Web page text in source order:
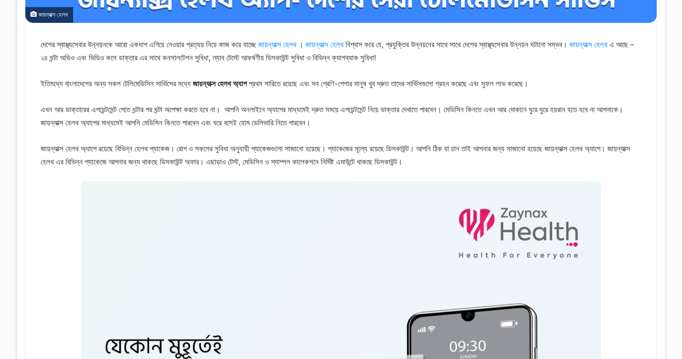
জায়ন্যাক্স হেলথ
দেশের স্বাস্থ্যসেবার উন্নয়নকে আরো একধাপ এগিয়ে নেওয়ার প্রত্যয় নিয়ে কাজ করে যাচ্ছে জায়ন্যাক্স হেলথ । জায়ন্যাক্স হেলথবিশ্বাস করে যে, প্রযুক্তির উন্নয়নের সাথে সাথে দেশের স্বাস্থ্যসেবার উন্নয়ন ঘটানো সম্ভব। জায়ন্যাক্স হেলথএ আছে –
২৪ ঘন্টা অডিও এবং ভিডিও কলে ডাক্তার এর সাথে কনসালটেশন সুবিধা, ল্যাব টেস্টে আকর্ষণীয় ডিসকাউন্ট সুবিধা ও বিভিন্ন ক্যাশব্যাক সুবিধা!
ইতিমধ্যে বাংলাদেশের অন্য সকল টেলিমেডিসিন সার্ভিসের মধ্যে জায়ন্যাক্স হেলথ অ্যাপপ্রথম সারিতে রয়েছে এবং সব শ্রেণি-পেশার মানুষ খুব দ্রুত তাদের সার্ভিসগুলো গ্রহন করেছে এবং সুফল লাভ করেছে।
এখন আর ডাক্তারের এপয়েন্টমেন্ট পেতে ঘন্টার পর ঘন্টা অপেক্ষা করতে হবে না। আপনি অনলাইনে অ্যাপের মাধ্যমেই দ্রুত সময়ে এপয়েন্টমেন্ট নিয়ে ডাক্তার দেখাতে পারবেন। মেডিসিন কিনতে এখন আর দোকানে ঘুরে ঘুরে হয়রান হতে হবে না আপনাকে।
জায়ন্যাক্স হেলথ অ্যাপের মাধ্যমেই আপনি মেডিসিন কিনতে পারবেন এবং ঘরে বসেই হোম ডেলিভারি নিতে পারবেন।
জায়ন্যাক্স হেলথ অ্যাপে রয়েছে বিভিন্ন হেলথ প্যাকেজ। রোগ ও সকলের সুবিধা অনুযায়ী প্যাকেজগুলো সাজানো হয়েছে। প্যাকেজের মূল্যে রয়েছে ডিসকাউন্ট। আপনি ঠিক যা চান তাই আপনার জন্য সাজানো হয়েছে জায়ন্যাক্স হেলথ অ্যাপে। জায়ন্যাক্স
হেলথ এর বিভিন্ন প্যাকেজে আপনার জন্য থাকছে ডিসকাউন্ট অফার। এছাড়াও টেস্ট, মেডিসিন ও স্যাম্পল কালেকশনে নির্দিষ্ট এমাউন্টে থাকছে ডিসকাউন্ট।